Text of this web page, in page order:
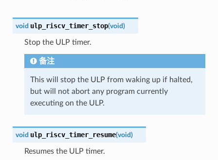
void ulp_riscv_timer_stop(void)
Stop the ULP timer.
备注
This will stop the ULP from waking up if halted,
but will not abort any program currently
executing on the ULP.
void ulp_riscv_timer_resume(void)
Resumes the ULP timer.